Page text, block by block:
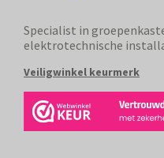
Specialist in
elektrotechnische
Veiligwinkel keurmerk